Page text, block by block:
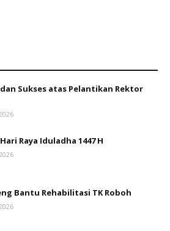
Sukses atas Pelantikan Rektor
Raya Iduladha 1447 H
Bantu Rehabilitasi TK Roboh